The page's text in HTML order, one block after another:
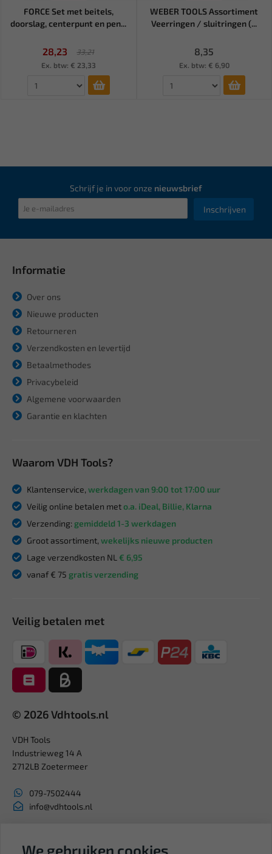
FORCE Set met beitels,
doorslag, centerpunt en pen...
28,23
33,21
Ex. btw: € 23,33
WEBER TOOLS Assortiment
Veerringen / sluitringen (...
8,35
Ex. btw: € 6,90
Schrijf je in voor onze nieuwsbrief
Inschrijven
Informatie
Over ons
Nieuwe producten
Retourneren
Verzendkosten en levertijd
Betaalmethodes
Privacybeleid
Algemene voorwaarden
Garantie en klachten
Waarom VDH Tools?
Klantenservice, werkdagen van 9:00 tot 17:00 uur
Veilig online betalen meto.a. iDeal, Billie, Klarna
Verzending: gemiddeld 1-3 werkdagen
Groot assortiment, wekelijks nieuwe producten
Lage verzendkosten NL € 6,95
vanaf € 75 gratis verzending
Veilig betalen met
© 2026 Vdhtools.nl
VDH Tools
Industrieweg 14 A
2712LB Zoetermeer
079-7502444
info@vdhtools.nl
BTW: NL819958657B01
We gebruiken cookies